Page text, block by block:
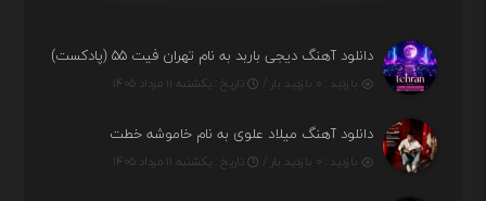
دانلود آهنگ دیجی باربد به نام تهران فیت ۵۵ (پادکست)
بازدید : ۰ بازدید بار / تاریخ : یکشنبه ۱۱ مرداد ۱۴۰۵
دانلود آهنگ میلاد علوی به نام خاموشه خطت
بازدید : ۰ بازدید بار / تاریخ : یکشنبه ۱۱ مرداد ۱۴۰۵